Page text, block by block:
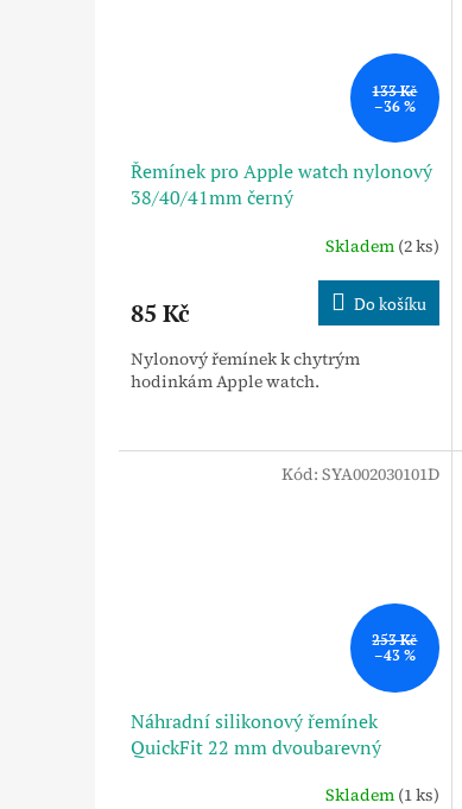
133 Kč
–36 %
Řemínek pro Apple watch nylonový
38/40/41mm černý
Skladem (2 ks)
85 Kč Do košíku
Nylonový řemínek k chytrým
hodinkám Apple watch.
253 Kč
–43 %
Náhradní silikonový řemínek
QuickFit 22 mm dvoubarevný
Skladem (1 ks)
Kód: SYA002030101D